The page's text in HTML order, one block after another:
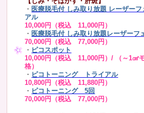
・ 医療脱毛付 しみ取り放題 レーザー
アル
10,000円（税込 11,000円）
・ 医療脱毛付 しみ取り放題レーザーフ
70,000円（税込 77,000円）
・ ピコスポット
10,000円（税込 11,000円）/ （～1㎠
格）
・ ピコトーニング トライアル
10,800円（税込 11,880円）
・ ピコトーニング 5回
70,000円（税込 77,000円）